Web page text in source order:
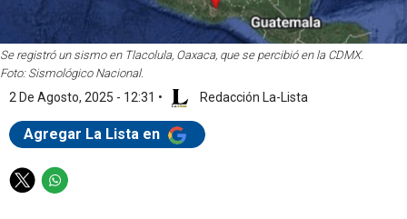
Se registró un sismo en Tlacolula, Oaxaca, que se percibió en la CDMX.
Foto: Sismológico Nacional.
2 De Agosto, 2025 - 12:31 • Redacción La-Lista
Agregar La Lista en
T
W